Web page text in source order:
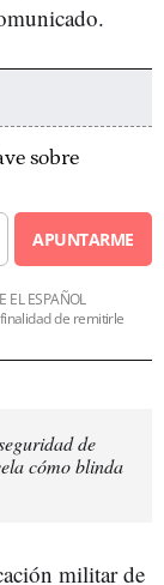
sobre
APUNTARME
EL ESPAÑOL
de remitirle
de
cómo blinda
militar de